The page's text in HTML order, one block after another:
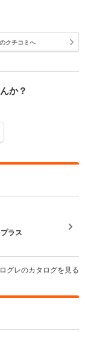
クチコミへ
か？
ラス
グレのカタログを見る